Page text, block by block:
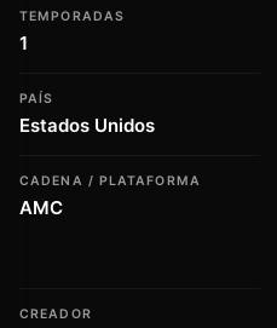
TEMPORADAS
1
PAÍS
Estados Unidos
CADENA / PLATAFORMA
AMC
CREADOR